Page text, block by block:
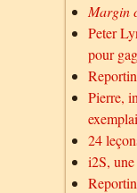
Margin
Peter
pour
Pierre,
24
i2S,